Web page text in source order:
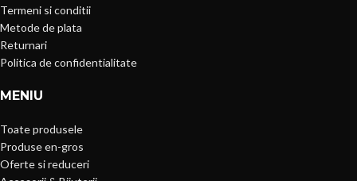
Termeni si conditii
Metode de plata
Returnari
Politica de confidentialitate
MENIU
Toate produsele
Produse en-gros
Oferte si reduceri